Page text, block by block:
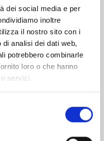
dei social media e per
inoltre
il nostro sito con i
analisi dei dati web,
potrebbero combinarle
loro o che hanno
servizi.
serie